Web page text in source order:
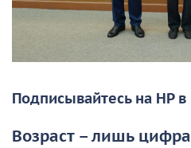
Подписывайтесь на НР в
Возраст – лишь цифра